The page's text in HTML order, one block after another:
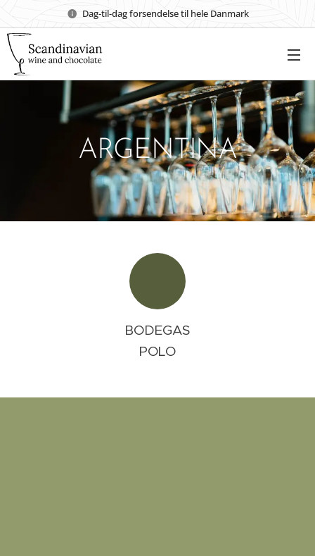
Dag-til-dag forsendelse til hele Danmark
ARGENTINA
BODEGAS
POLO